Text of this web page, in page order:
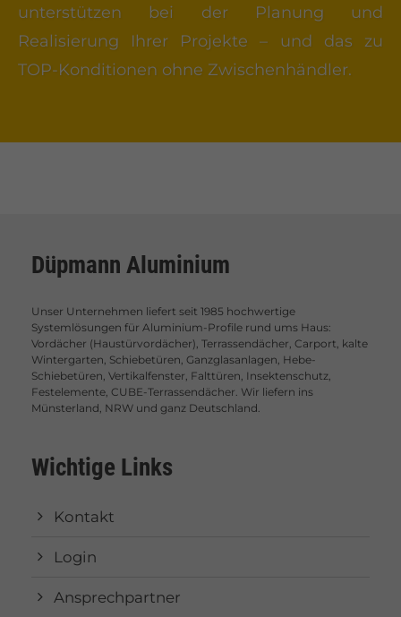
unterstützen bei der Planung und
Realisierung Ihrer Projekte – und das zu
TOP-Konditionen ohne Zwischenhändler.
Düpmann Aluminium
Unser Unternehmen liefert seit 1985 hochwertige
Systemlösungen für Aluminium-Profile rund ums Haus:
Vordächer (Haustürvordächer), Terrassendächer, Carport, kalte
Wintergarten, Schiebetüren, Ganzglasanlagen, Hebe-
Schiebetüren, Vertikalfenster, Falttüren, Insektenschutz,
Festelemente, CUBE-Terrassendächer. Wir liefern ins
Münsterland, NRW und ganz Deutschland.
Wichtige Links
Kontakt
Login
Ansprechpartner